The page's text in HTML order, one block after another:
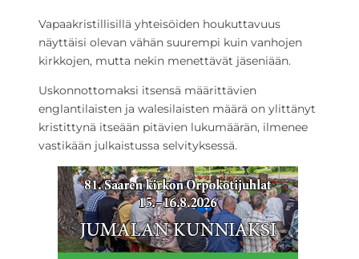
Vapaakristillisillä yhteisöiden houkuttavuus
näyttäisi olevan vähän suurempi kuin vanhojen
kirkkojen, mutta nekin menettävät jäseniään.
Uskonnottomaksi itsensä määrittävien
englantilaisten ja walesilaisten määrä on ylittänyt
kristittynä itseään pitävien lukumäärän, ilmenee
vastikään julkaistussa selvityksessä.